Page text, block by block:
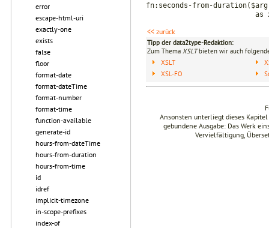
error
escape-html-uri
exactly-one
exists
false
floor
format-date
format-dateTime
format-number
format-time
function-available
generate-id
hours-from-dateTime
hours-from-duration
hours-from-time
id
idref
implicit-timezone
in-scope-prefixes
index-of
fn:seconds-from-
as
<< zurück
Tipp der data2type-Redaktion:
Zum Thema XSLTbieten wir auch
XSLT
XSL-FO
Ansonsten unterliegt dieses
gebundene Ausgabe: Das Werk
Vervielfältigung,